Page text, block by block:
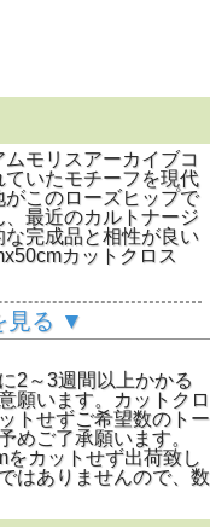
モリスアーカイブコ
いたモチーフを現代
このローズヒップで
最近のカルトナージ
完成品と相性が良い
カットクロス
ル便と通常のヤマト
畳めない商品は通常
見る ▼
2～3週間以上かかる
願います。カットクロ
トせずご希望数のトー
めご了承願います。
をカットせず出荷致し
はありませんので、数